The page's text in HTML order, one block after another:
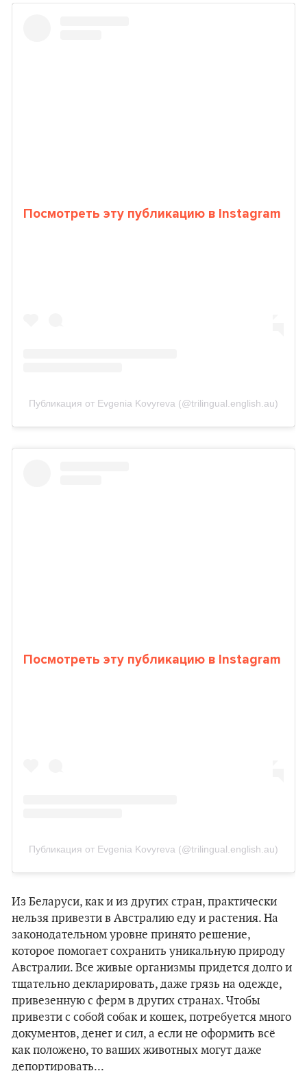
Посмотреть эту публикацию в Instagram
Публикация от Evgenia Kovyreva (@trilingual.english.au)
Посмотреть эту публикацию в Instagram
Публикация от Evgenia Kovyreva (@trilingual.english.au)
Из Беларуси, как и из других стран, практически
нельзя привезти в Австралию еду и растения. На
законодательном уровне принято решение,
которое помогает сохранить уникальную природу
Австралии. Все живые организмы придется долго и
тщательно декларировать, даже грязь на одежде,
привезенную с ферм в других странах. Чтобы
привезти с собой собак и кошек, потребуется много
документов, денег и сил, а если не оформить всё
как положено, то ваших животных могут даже
депортировать...